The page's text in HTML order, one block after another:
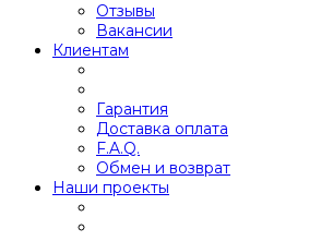
Отзывы
Вакансии
Клиентам
Гарантия
Доставка оплата
F.A.Q.
Обмен и возврат
Наши проекты